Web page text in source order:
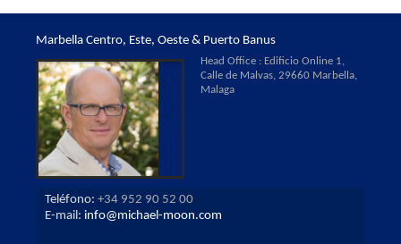
Marbella Centro, Este, Oeste & Puerto Banus
Head Office : Edificio Online 1,
Calle de Malvas, 29660 Marbella,
Malaga
Teléfono: +34 952 90 52 00
E-mail: info@michael-moon.com